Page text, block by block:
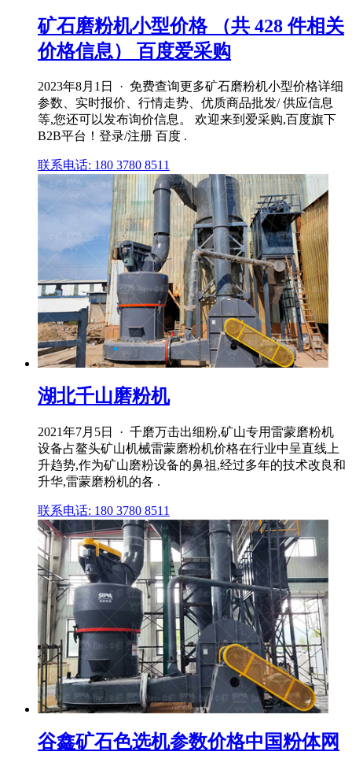
矿石磨粉机小型价格 （共 428 件相关
价格信息） 百度爱采购
2023年8月1日 · 免费查询更多矿石磨粉机小型价格详细
参数、实时报价、行情走势、优质商品批发/ 供应信息
等,您还可以发布询价信息。 欢迎来到爱采购,百度旗下
B2B平台！登录/注册 百度 .
联系电话: 180 3780 8511
湖北千山磨粉机
2021年7月5日 · 千磨万击出细粉,矿山专用雷蒙磨粉机
设备占鳌头矿山机械雷蒙磨粉机价格在行业中呈直线上
升趋势,作为矿山磨粉设备的鼻祖,经过多年的技术改良和
升华,雷蒙磨粉机的各 .
联系电话: 180 3780 8511
谷鑫矿石色选机参数价格中国粉体网